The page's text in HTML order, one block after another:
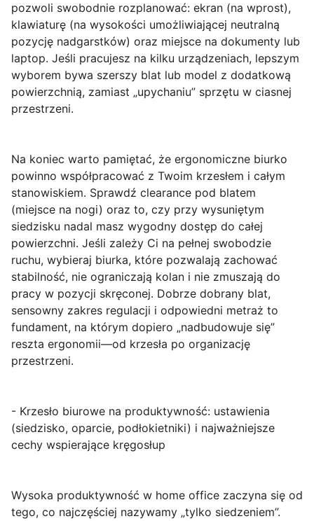
pozwoli swobodnie rozplanować: ekran (na wprost),
klawiaturę (na wysokości umożliwiającej neutralną
pozycję nadgarstków) oraz miejsce na dokumenty lub
laptop. Jeśli pracujesz na kilku urządzeniach, lepszym
wyborem bywa szerszy blat lub model z dodatkową
powierzchnią, zamiast „upychaniu” sprzętu w ciasnej
przestrzeni.
Na koniec warto pamiętać, że ergonomiczne biurko
powinno współpracować z Twoim krzesłem i całym
stanowiskiem. Sprawdź clearance pod blatem
(miejsce na nogi) oraz to, czy przy wysuniętym
siedzisku nadal masz wygodny dostęp do całej
powierzchni. Jeśli zależy Ci na pełnej swobodzie
ruchu, wybieraj biurka, które pozwalają zachować
stabilność, nie ograniczają kolan i nie zmuszają do
pracy w pozycji skręconej. Dobrze dobrany blat,
sensowny zakres regulacji i odpowiedni metraż to
fundament, na którym dopiero „nadbudowuje się”
reszta ergonomii—od krzesła po organizację
przestrzeni.
- Krzesło biurowe na produktywność: ustawienia
(siedzisko, oparcie, podłokietniki) i najważniejsze
cechy wspierające kręgosłup
Wysoka produktywność w home office zaczyna się od
tego, co najczęściej nazywamy „tylko siedzeniem”.